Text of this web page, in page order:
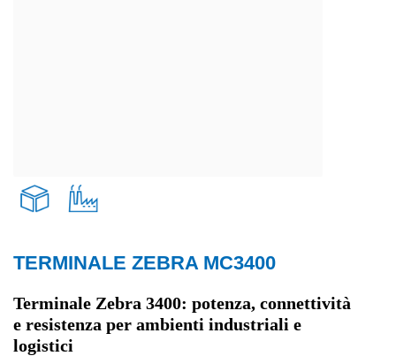
Produzione
TERMINALE ZEBRA MC3400
Terminale Zebra 3400: potenza, connettività
e resistenza per ambienti industriali e
logistici